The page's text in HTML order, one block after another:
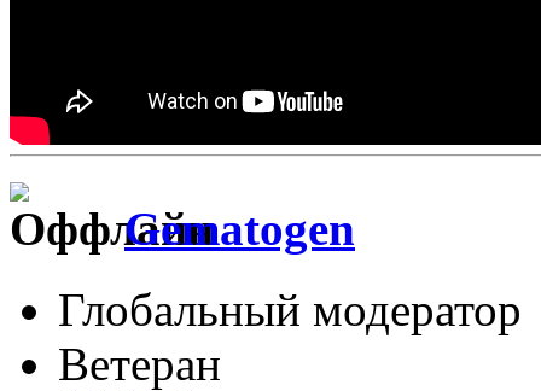
Gematogen
Глобальный модератор
Ветеран